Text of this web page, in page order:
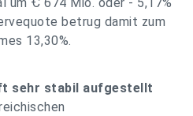
betrug damit zum
13,30%.
sehr stabil aufgestellt